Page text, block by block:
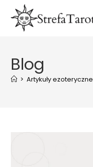
content
Blog
> Artykuły ezoteryczne